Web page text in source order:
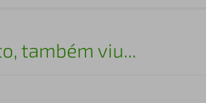
também viu...